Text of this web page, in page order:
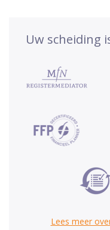
Uw scheiding
Lees meer